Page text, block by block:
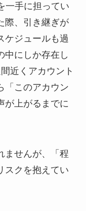
一手に担ってい
際、引き継ぎが
ケジュールも過
中にしか存在し
近くアカウント
「このアカウン
が上がるまでに
ませんが、「程
スクを抱えてい